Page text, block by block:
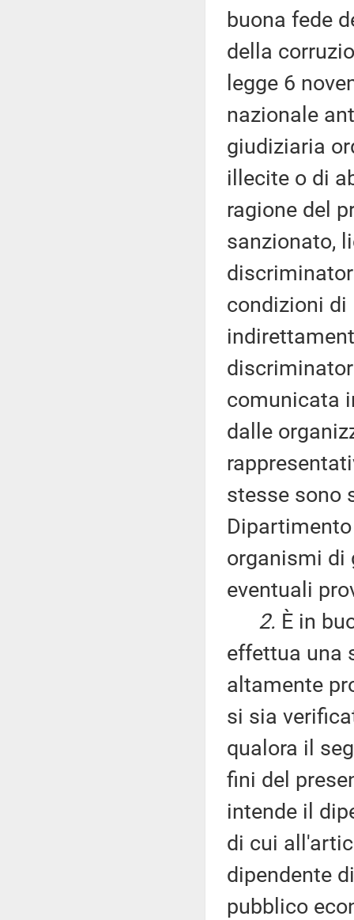
buona fede
della
legge 6
nazionale
giudiziaria
illecite o di
ragione del
sanzionato,
condizioni di
comunicata
dalle
stesse sono
organismi di
eventuali
2. È in
effettua una
altamente
si sia
qualora il
fini del
intende il
di cui
dipendente
pubblico